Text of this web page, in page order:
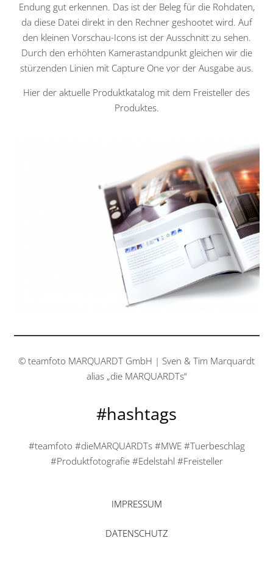
Endung gut erkennen. Das ist der Beleg für die Rohdaten,
da diese Datei direkt in den Rechner geshootet wird. Auf
den kleinen Vorschau-Icons ist der Ausschnitt zu sehen.
Durch den erhöhten Kamerastandpunkt gleichen wir die
stürzenden Linien mit Capture One vor der Ausgabe aus.
Hier der aktuelle Produktkatalog mit dem Freisteller des
Produktes.
© teamfoto MARQUARDT GmbH | Sven & Tim Marquardt
alias „die MARQUARDTs“
#hashtags
#teamfoto #dieMARQUARDTs #MWE #Tuerbeschlag
#Produktfotografie #Edelstahl #Freisteller
IMPRESSUM
DATENSCHUTZ